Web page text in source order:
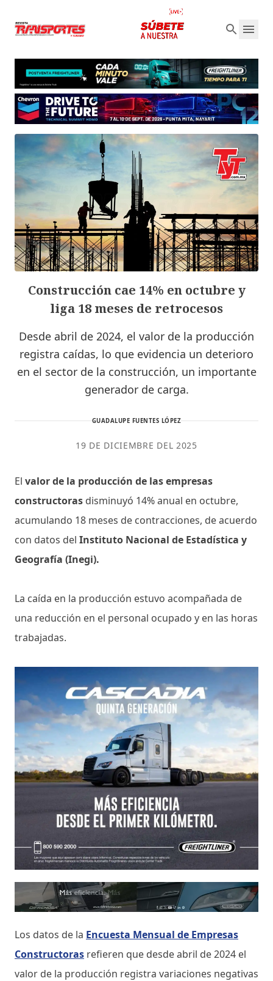
Construcción cae 14% en octubre y
liga 18 meses de retrocesos
Desde abril de 2024, el valor de la producción
registra caídas, lo que evidencia un deterioro
en el sector de la construcción, un importante
generador de carga.
GUADALUPE FUENTES LÓPEZ
19 DE DICIEMBRE DEL 2025
El valor de la producción de las empresas
constructoras disminuyó 14% anual en octubre,
acumulando 18 meses de contracciones, de acuerdo
con datos del Instituto Nacional de Estadística y
Geografía (Inegi).
La caída en la producción estuvo acompañada de
una reducción en el personal ocupado y en las horas
trabajadas.
Los datos de la Encuesta Mensual de Empresas
Constructoras refieren que desde abril de 2024 el
valor de la producción registra variaciones negativas